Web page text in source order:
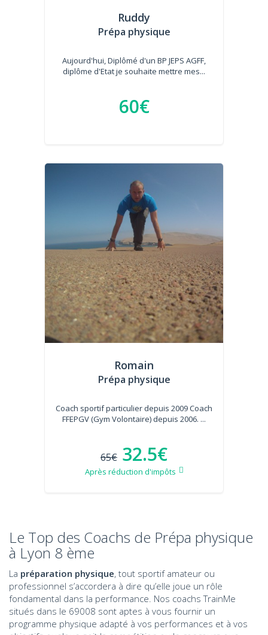
Ruddy
Prépa physique
Aujourd'hui, Diplômé d'un BP JEPS AGFF,
diplôme d'Etat je souhaite mettre mes...
60€
Romain
Prépa physique
Coach sportif particulier depuis 2009 Coach
FFEPGV (Gym Volontaire) depuis 2006. ...
65€ 32.5€
Après réduction d'impôts
Le Top des Coachs de Prépa physique
à Lyon 8 ème
La préparation physique, tout sportif amateur ou
professionnel s’accordera à dire qu’elle joue un rôle
fondamental dans la performance. Nos coachs TrainMe
situés dans le 69008 sont aptes à vous fournir un
programme physique adapté à vos performances et à vos